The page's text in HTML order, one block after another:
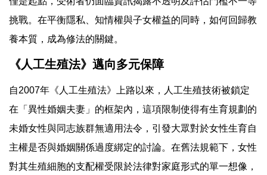
挑戰。在平衡隱私、知情權與子女權益的同時，如何回歸教
養本質，成為修法的關鍵。
《人工生殖法》邁向多元保障
自2007年《人工生殖法》上路以來，人工生殖技術被鎖定
在「異性婚姻夫妻」的框架內，這項限制使得有生育規劃的
未婚女性與同志族群無適用法令，引發大眾對於女性生育自
主權是否與婚姻關係過度綁定的討論。在舊法規範下，女性
對其生殖細胞的支配權受限於法律對家庭形式的單一想像，